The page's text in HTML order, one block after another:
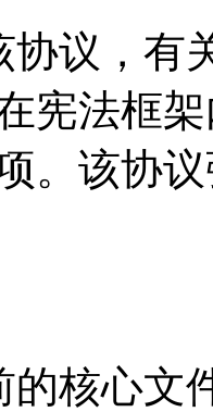
协议，有
宪法框
。该协
的核心文